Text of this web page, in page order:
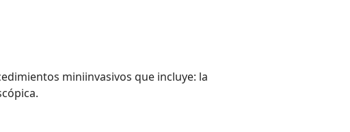
miniinvasivos que incluye: la